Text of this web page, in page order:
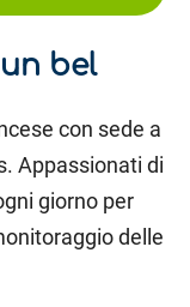
bel
con sede a
Appassionati di
giorno per
delle